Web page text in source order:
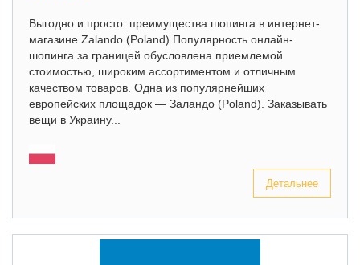
Выгодно и просто: преимущества шопинга в интернет-
магазине Zalando (Poland) Популярность онлайн-
шопинга за границей обусловлена приемлемой
стоимостью, широким ассортиментом и отличным
качеством товаров. Одна из популярнейших
европейских площадок — Заландо (Poland). Заказывать
вещи в Украину...
Детальнее